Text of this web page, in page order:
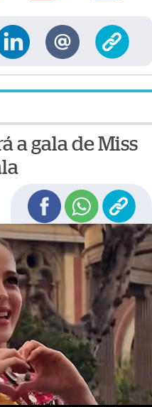
a gala de Miss